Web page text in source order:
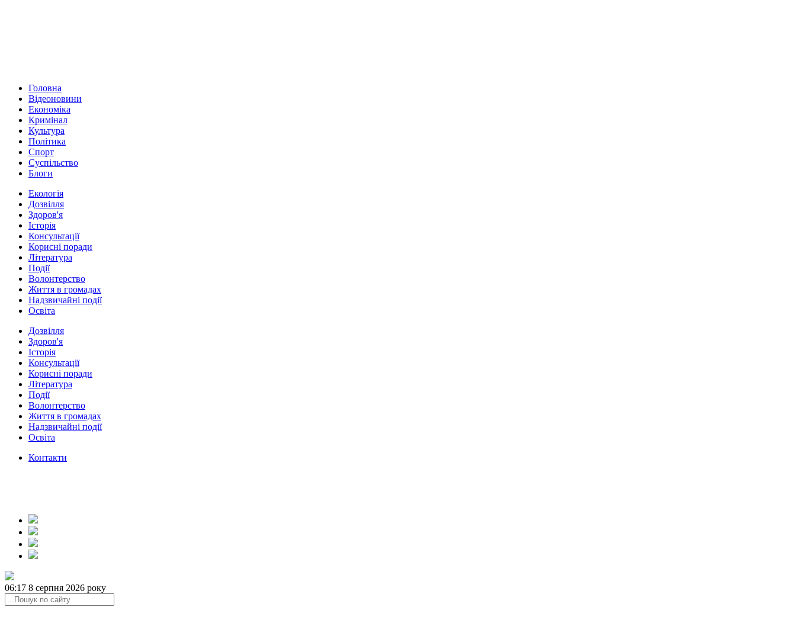
Головна
Відеоновини
Економіка
Кримінал
Культура
Політика
Спорт
Суспільство
Блоги
Екологія
Дозвілля
Здоров'я
Історія
Консультації
Корисні поради
Література
Події
Волонтерство
Життя в громадах
Надзвичайні події
Освіта
Дозвілля
Здоров'я
Історія
Консультації
Корисні поради
Література
Події
Волонтерство
Життя в громадах
Надзвичайні події
Освіта
Контакти
06:17 8 серпня 2026 року